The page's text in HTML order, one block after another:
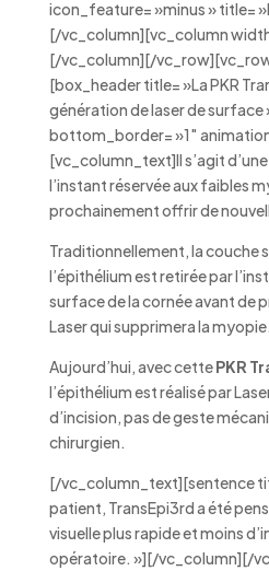
icon_feature= »minus » title=
[/vc_column][vc_column
[/vc_column][/
[box_header title= »La PKR
génération de laser de surface
bottom_border= »1″
[vc_column_text]Il s’agit d’une
l’instant réservée aux faibles
prochainement offrir de
Traditionnellement, la couche
l’épithélium est retirée par
surface de la cornée avant de
Laser qui supprimera la myopie.
Aujourd’hui, avec cettePKR
l’épithélium est réalisé par
d’incision, pas de geste
chirurgien.
[/vc_column_text][sentence
patient, TransEpi3rd a été
visuelle plus rapide et moins
opératoire. »][/vc_column][/